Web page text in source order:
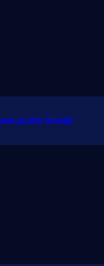
zadovoljan: Evo
o transferu
protiv Gruda!